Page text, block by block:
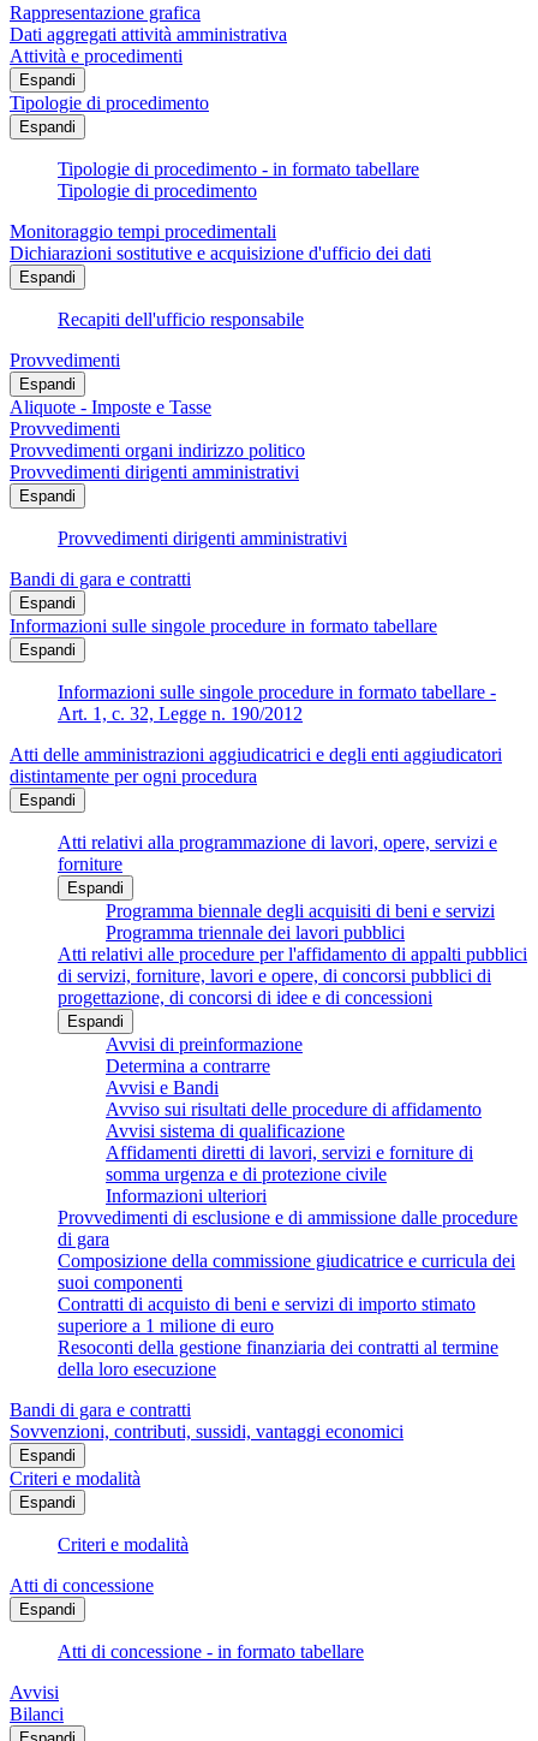
Rappresentazione grafica
Dati aggregati attività amministrativa
Attività e procedimenti
Espandi
Tipologie di procedimento
Espandi
Tipologie di procedimento - in formato tabellare
Tipologie di procedimento
Monitoraggio tempi procedimentali
Dichiarazioni sostitutive e acquisizione d'ufficio dei dati
Espandi
Recapiti dell'ufficio responsabile
Provvedimenti
Espandi
Aliquote - Imposte e Tasse
Provvedimenti
Provvedimenti organi indirizzo politico
Provvedimenti dirigenti amministrativi
Espandi
Provvedimenti dirigenti amministrativi
Bandi di gara e contratti
Espandi
Informazioni sulle singole procedure in formato tabellare
Espandi
Informazioni sulle singole procedure in formato tabellare -
Art. 1, c. 32, Legge n. 190/2012
Atti delle amministrazioni aggiudicatrici e degli enti aggiudicatori
distintamente per ogni procedura
Espandi
Atti relativi alla programmazione di lavori, opere, servizi e
forniture
Espandi
Programma biennale degli acquisiti di beni e servizi
Programma triennale dei lavori pubblici
Atti relativi alle procedure per l'affidamento di appalti pubblici
di servizi, forniture, lavori e opere, di concorsi pubblici di
progettazione, di concorsi di idee e di concessioni
Espandi
Avvisi di preinformazione
Determina a contrarre
Avvisi e Bandi
Avviso sui risultati delle procedure di affidamento
Avvisi sistema di qualificazione
Affidamenti diretti di lavori, servizi e forniture di
somma urgenza e di protezione civile
Informazioni ulteriori
Provvedimenti di esclusione e di ammissione dalle procedure
di gara
Composizione della commissione giudicatrice e curricula dei
suoi componenti
Contratti di acquisto di beni e servizi di importo stimato
superiore a 1 milione di euro
Resoconti della gestione finanziaria dei contratti al termine
della loro esecuzione
Bandi di gara e contratti
Sovvenzioni, contributi, sussidi, vantaggi economici
Espandi
Criteri e modalità
Espandi
Criteri e modalità
Atti di concessione
Espandi
Atti di concessione - in formato tabellare
Avvisi
Bilanci